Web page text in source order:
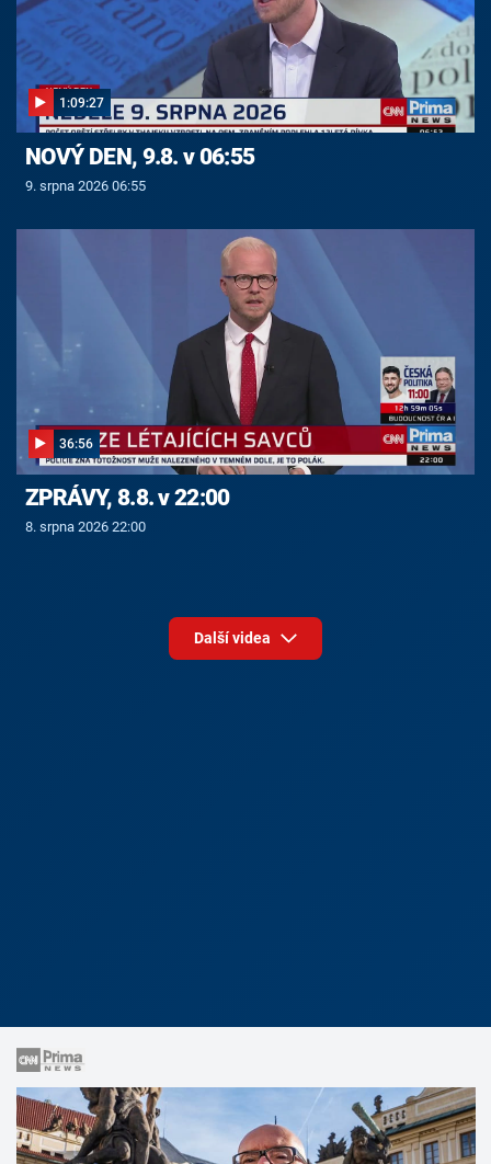
1:09:27
NOVÝ DEN, 9.8. v 06:55
9. srpna 2026 06:55
36:56
ZPRÁVY, 8.8. v 22:00
8. srpna 2026 22:00
Další videa